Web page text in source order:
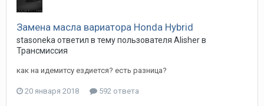
Замена масла вариатора Honda Hybrid
stasoneka ответил в тему пользователя Alisherв
Трансмиссия
как на идемитсу ездиется? есть разница?
20 января 2018 592 ответа